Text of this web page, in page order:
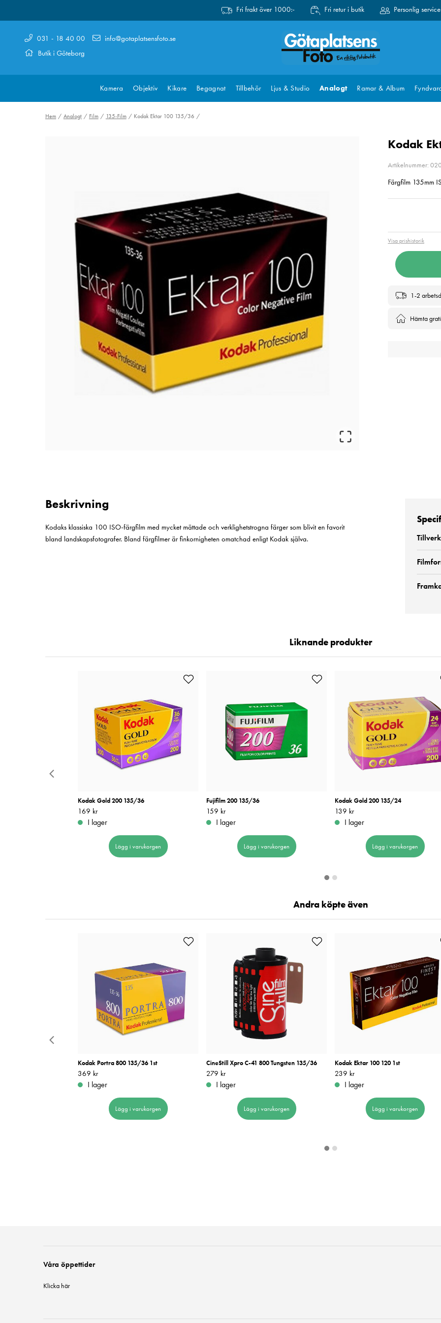
Fri frakt över 1000:- Fri retur i butik Personlig service
031 - 18 40 00
Butik i Göteborg
info@gotaplatsensfoto.se
Kamera Objektiv Kikare Begagnat Tillbehör Ljus & Studio Analogt Ramar & Album
Hem Analogt Film 135-Film Kodak Ektar 100 135/36
Kodak
Artikelnummer:
Färgfilm 135mm
Visa prishistorik
1-2
Hämta
Beskrivning
Kodaks klassiska 100 ISO-färgfilm med mycket mättade och verklighetstrogna färger som blivit en favorit
bland landskapsfotografer. Bland färgfilmer är finkornigheten omatchad enligt Kodak själva.
Liknande produkter
Kodak Gold 200 135/36
Pris: 169 kr
169 kr
I lager
Lägg i varukorgen
Fujifilm 200 135/36
Pris: 159 kr
159 kr
I lager
Lägg i varukorgen
Kodak Gold 200 135/24
Pris: 139 kr
139 kr
I lager
Lägg i varukorgen
Andra köpte även
Kodak Portra 800 135/36 1st
Pris: 369 kr
369 kr
I lager
Lägg i varukorgen
CineStill Xpro C-41 800 Tungsten 135/36
Pris: 279 kr
279 kr
I lager
Lägg i varukorgen
Kodak Ektar 100 120 1st
Pris: 239 kr
239 kr
I lager
Lägg i varukorgen
Våra öppettider
Klicka här